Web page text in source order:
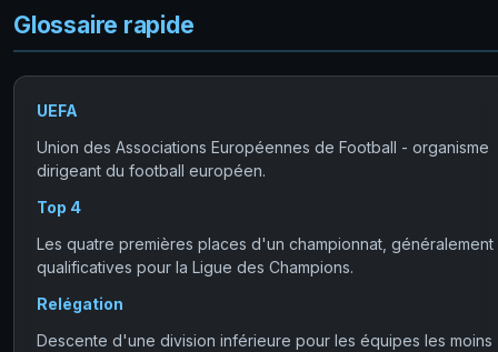
Glossaire rapide
UEFA
Union des Associations Européennes de Football - organisme
dirigeant du football européen.
Top 4
Les quatre premières places d'un championnat, généralement
qualificatives pour la Ligue des Champions.
Relégation
Descente d'une division inférieure pour les équipes les moins